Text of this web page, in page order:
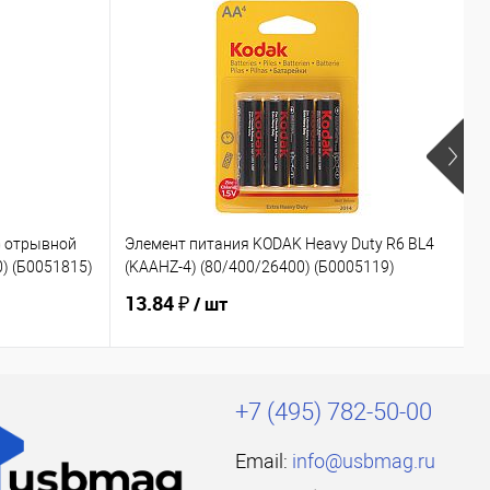
отрывной
(Б0051815)
Элемент питания KODAK Heavy Duty R6 BL4
(KAAHZ-4) (80/400/26400) (Б0005119)
13.84 ₽/ шт
+7 (495) 782-50-00
Email: info@usbmag.ru